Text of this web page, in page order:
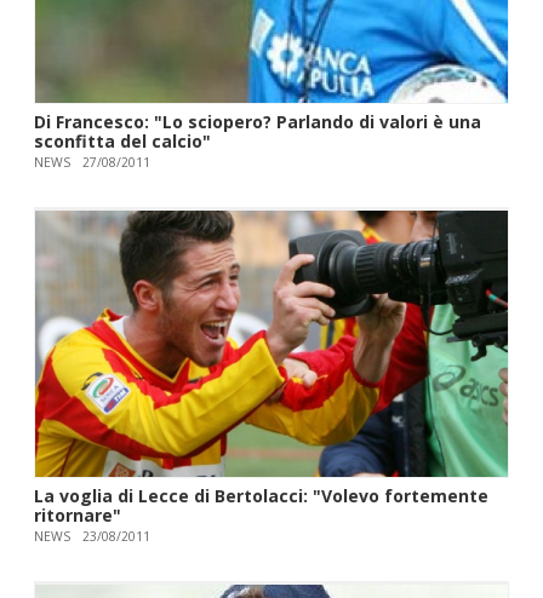
Di Francesco: "Lo sciopero? Parlando di valori è una
sconfitta del calcio"
NEWS 27/08/2011
La voglia di Lecce di Bertolacci: "Volevo fortemente
ritornare"
NEWS 23/08/2011